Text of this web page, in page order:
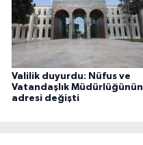
Valilik duyurdu: Nüfus ve
Vatandaşlık Müdürlüğünün
adresi değişti